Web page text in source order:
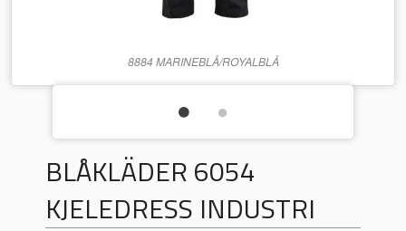
8884 MARINEBLÅ/ROYALBLÅ
BLÅKLÄDER 6054
KJELEDRESS INDUSTRI